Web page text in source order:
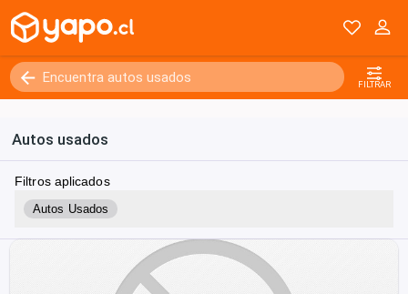
FILTRAR
Autos usados
Filtros aplicados
Autos Usados